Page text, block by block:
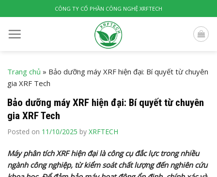
to
content
CÔNG TY CỔ PHẦN CÔNG NGHỆ XRFTECH
Trang chủ » Bảo dưỡng máy XRF hiện đại: Bí quyết từ chuyên
gia XRF Tech
Bảo dưỡng máy XRF hiện đại: Bí quyết từ chuyên
gia XRF Tech
Posted on 11/10/2025 by XRFTECH
Máy phân tích XRF hiện đại là công cụ đắc lực trong nhiều
ngành công nghiệp, từ kiểm soát chất lượng đến nghiên cứu